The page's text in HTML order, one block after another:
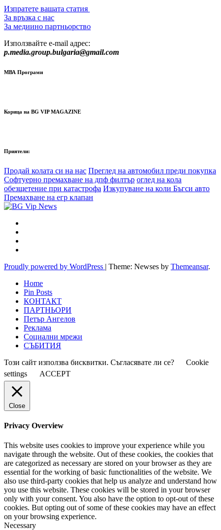
Изпратете вашата статия
За връзка с нас
За медиино партньорство
Използвайте e-mail адрес:
p.media.group.bulgaria@gmail.com
МВА Програми
Корица на BG VIP MAGAZINE
Приятели:
Продай колата си на нас Преглед на автомобил преди покупка
Софтуерно премахване на дпф филтър оглед на кола
обезщетение при катастрофа Изкупуване на коли Бъгси авто
Премахване на егр клапан
Proudly powered by WordPress | Theme: Newses by Themeansar.
Home
Pin Posts
КОНТАКТ
ПАРТНЬОРИ
Петър Ангелов
Реклама
Социални мрежи
СЪБИТИЯ
Този сайт използва бисквитки. Съгласявате ли се?
Cookie
settings
ACCEPT
Close
Privacy Overview
This website uses cookies to improve your experience while you
navigate through the website. Out of these cookies, the cookies that
are categorized as necessary are stored on your browser as they are
essential for the working of basic functionalities of the website. We
also use third-party cookies that help us analyze and understand how
you use this website. These cookies will be stored in your browser
only with your consent. You also have the option to opt-out of these
cookies. But opting out of some of these cookies may have an effect
on your browsing experience.
Necessary